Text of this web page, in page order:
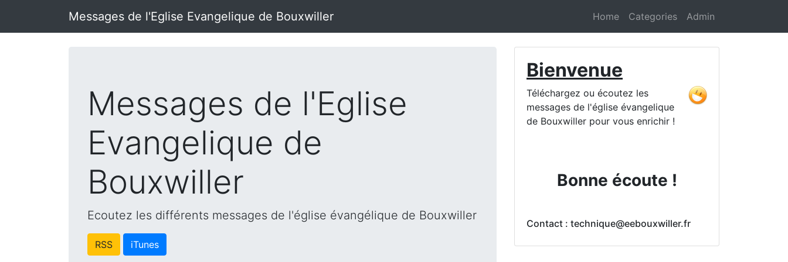
Messages de l'Eglise Evangelique de Bouxwiller Home Categories Admin
Messages de l'Eglise
Evangelique de
Bouxwiller
Ecoutez les différents messages de l'église évangélique de Bouxwiller
RSS iTunes
Bienvenue
Téléchargez ou écoutez les
messages de l'église évangelique
de Bouxwiller pour vous enrichir !
Bonne écoute !
Contact : technique@eebouxwiller.fr